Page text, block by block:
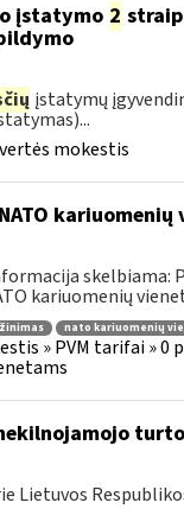
įstatymo 2
įstatymų
mokestis
kariuomenių
nato kariuomenių
» PVM tarifai » 0
Lietuvos